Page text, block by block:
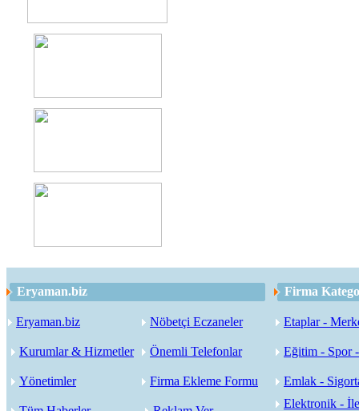
Eryaman.biz Firma
Eryaman.biz Nöbetçi Eczaneler Etaplar -
Kurumlar & Hizmetler Önemli Telefonlar Eğitim - Spor
Yönetimler Firma Ekleme Formu Emlak -
Elektronik -